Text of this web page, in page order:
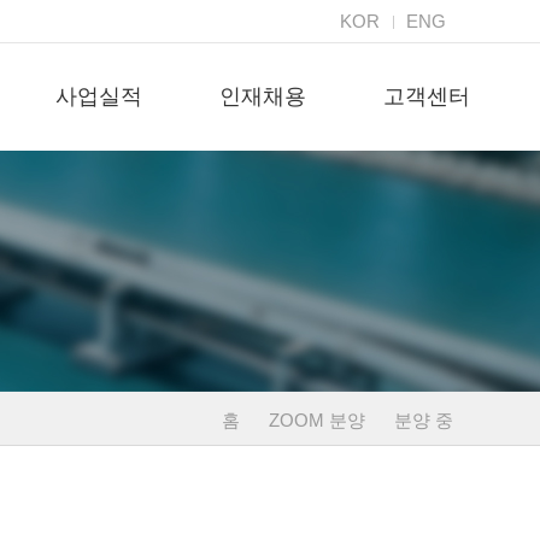
KOR ENG
사업실적 인재채용 고객센터
홈 ZOOM 분양 분양 중